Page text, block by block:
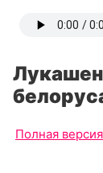
Полная версия